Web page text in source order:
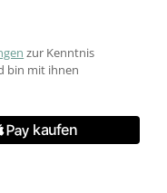
zur Kenntnis
bin mit ihnen